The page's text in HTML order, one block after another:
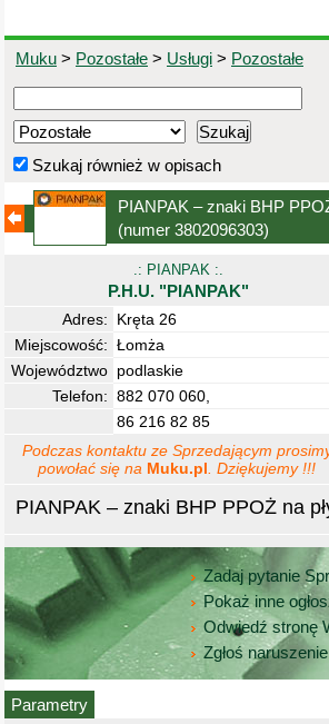
Muku > Pozostałe > Usługi > Pozostałe
Szukaj również w opisach
PIANPAK – znaki BHP
(numer 3802096303)
PIANPAK – znaki BHP PPOŻ na
Zadaj pytanie
Pokaż inne
Odwiedź stronę
Zgłoś
Parametry
.: PIANPAK :.
P.H.U. "PIANPAK"
Adres:
Kręta 26
Miejscowość: Łomża
Województwo podlaskie
Telefon: 882 070 060,
86 216 82 85
Podczas kontaktu ze Sprzedającym
powołać się na Muku.pl . Dziękujemy !!!